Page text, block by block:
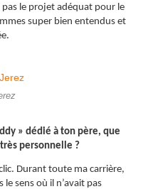
le projet adéquat pour le
super bien entendus et
» dédié à ton père, que
personnelle ?
Durant toute ma carrière,
sens où il n’avait pas